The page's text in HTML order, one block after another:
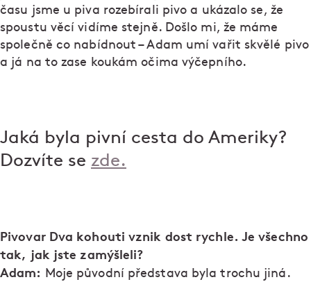
času jsme u piva rozebírali pivo a ukázalo se, že
spoustu věcí vidíme stejně. Došlo mi, že máme
společně co nabídnout – Adam umí vařit skvělé pivo
a já na to zase koukám očima výčepního.
Jaká byla pivní cesta do Ameriky?
Dozvíte se zde.
Pivovar Dva kohouti vznik dost rychle. Je všechno
tak, jak jste zamýšleli?
Adam:
Moje původní představa byla trochu jiná.